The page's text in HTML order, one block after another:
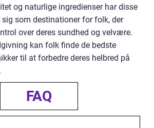
og naturlige ingredienser har disse
sig som destinationer for folk, der
over deres sundhed og velvære.
kan folk finde de bedste
til at forbedre deres helbred på
FAQ